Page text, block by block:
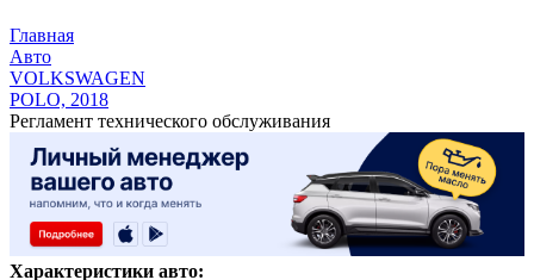
Главная
Авто
VOLKSWAGEN
POLO, 2018
Регламент технического обслуживания
Характеристики авто: